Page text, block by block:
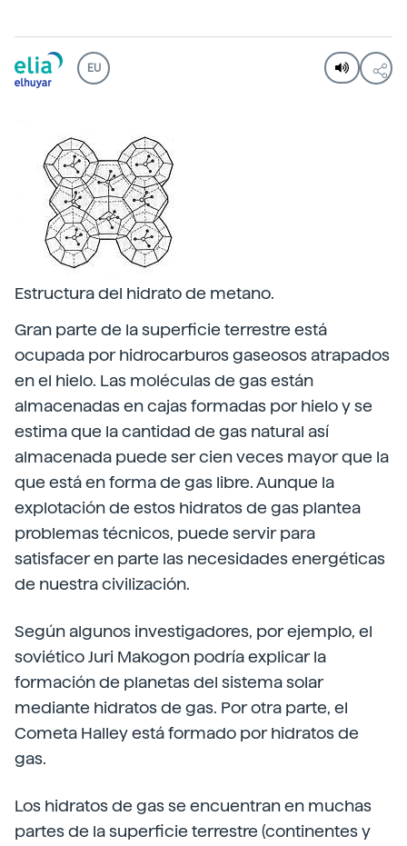
EU
Estructura del hidrato de metano.
Gran parte de la superficie terrestre está
ocupada por hidrocarburos gaseosos atrapados
en el hielo. Las moléculas de gas están
almacenadas en cajas formadas por hielo y se
estima que la cantidad de gas natural así
almacenada puede ser cien veces mayor que la
que está en forma de gas libre. Aunque la
explotación de estos hidratos de gas plantea
problemas técnicos, puede servir para
satisfacer en parte las necesidades energéticas
de nuestra civilización.
Según algunos investigadores, por ejemplo, el
soviético Juri Makogon podría explicar la
formación de planetas del sistema solar
mediante hidratos de gas. Por otra parte, el
Cometa Halley está formado por hidratos de
gas.
Los hidratos de gas se encuentran en muchas
partes de la superficie terrestre (continentes y